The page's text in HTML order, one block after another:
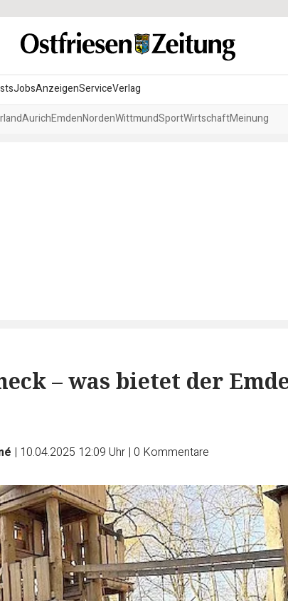
JobsAnzeigenServiceVerlag
AurichEmdenNordenWittmundSportWirtschaftMeinung
– was bietet der
| 10.04.2025 12:09 Uhr | 0 Kommentare